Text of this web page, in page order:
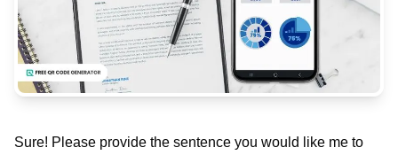
Sure! Please provide the sentence you would like me to